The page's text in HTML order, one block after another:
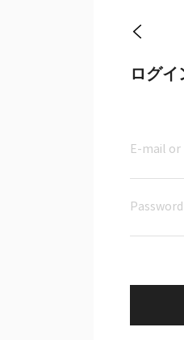
ログイ